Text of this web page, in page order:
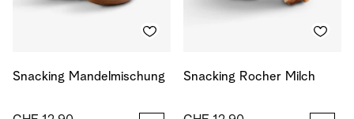
Snacking Mandelmischung Snacking Rocher Milch